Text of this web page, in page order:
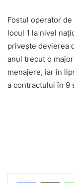
Fostul operator
locul 1 la nivel
privește devierea
anul trecut o
menajere, iar în
a contractului în 9